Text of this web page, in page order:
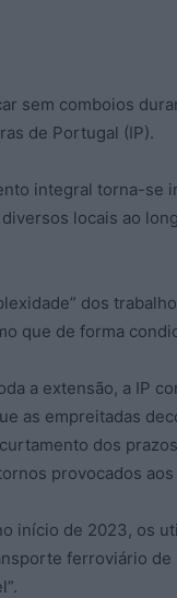
sem comboios
de Portugal (IP).
integral torna-
locais ao
dos
que de forma
a extensão, a IP
as empreitadas
dos
provocados aos
início de 2023, os
ferroviário